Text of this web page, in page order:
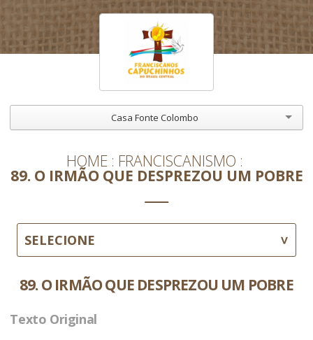
Casa Fonte Colombo
HOME FRANCISCANISMO
89. O IRMÃO QUE DESPREZOU UM POBRE
SELECIONE
89. O IRMÃO QUE DESPREZOU UM POBRE
Texto Original